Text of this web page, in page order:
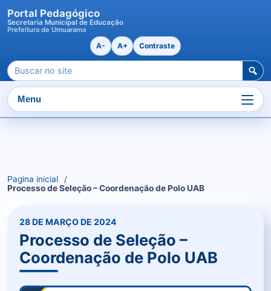
conteudo
Portal Pedagógico
Secretaria Municipal de Educação
Prefeitura de Umuarama
A- A+ Contraste
Pesquisar
por:
Menu
Pagina inicial
Processo de Seleção – Coordenação de Polo UAB
28 DE MARÇO DE 2024
Processo de Seleção –
Coordenação de Polo UAB